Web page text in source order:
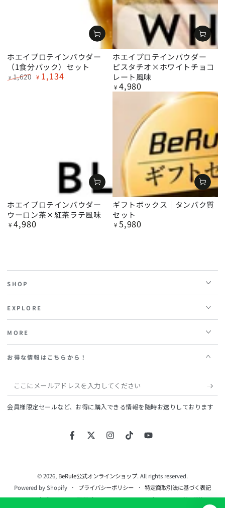
ホエイプロテインパウダー
（1食分パック）セット
¥ 1,620
¥ 1,134
ホエイプロテインパウダー
ピスタチオ×ホワイトチョコ
レート風味
定
¥ 4,980
ホエイプロテインパウダー
ウーロン茶×紅茶ラテ風味
定
¥ 4,980
ギフトボックス｜タンパク質
セット
定
¥ 5,980
SHOP
EXPLORE
MORE
お得な情報はこちらから！
こ
こ
に
ド
会員様限定セールなど、お得に購入できる情報を随時お送りしております
FacebookTwitterInstagramTikTokYouTube
© 2026, BeRule公式オンラインショップ. All rights reserved.
Powered by Shopify
プライバシーポリシー
特定商取引法に基づく表記
返金ポリシー
配送ポリシー キャンセルポリシー
利用規約